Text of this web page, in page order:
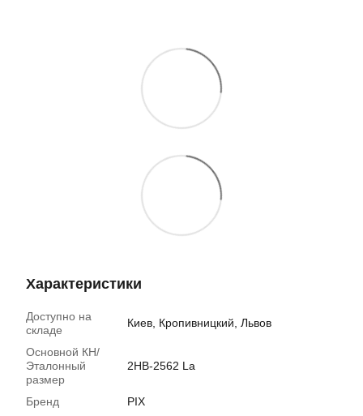
Характеристики
Доступно на
складе
Киев, Кропивницкий, Львов
Основной КН/
Эталонный
размер
2НB-2562 La
Бренд
PIX